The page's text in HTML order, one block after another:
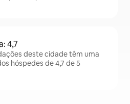
4,7
deste cidade têm uma
hóspedes de 4,7 de 5